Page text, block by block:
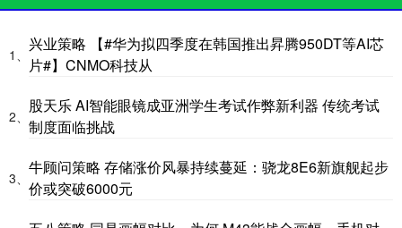
1、
兴业策略 【#华为拟四季度在韩国推出昇腾950DT等AI芯
片#】CNMO科技从
2、
股天乐 AI智能眼镜成亚洲学生考试作弊新利器 传统考试
制度面临挑战
3、
牛顾问策略 存储涨价风暴持续蔓延：骁龙8E6新旗舰起步
价或突破6000元